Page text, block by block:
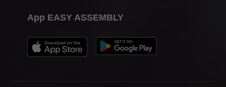
App EASY ASSEMBLY